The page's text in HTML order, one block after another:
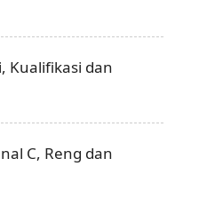
Kualifikasi dan
C, Reng dan